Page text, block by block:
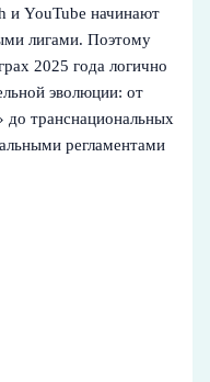
и YouTube начинают
лигами. Поэтому
2025 года логично
эволюции: от
транснациональных
регламентами